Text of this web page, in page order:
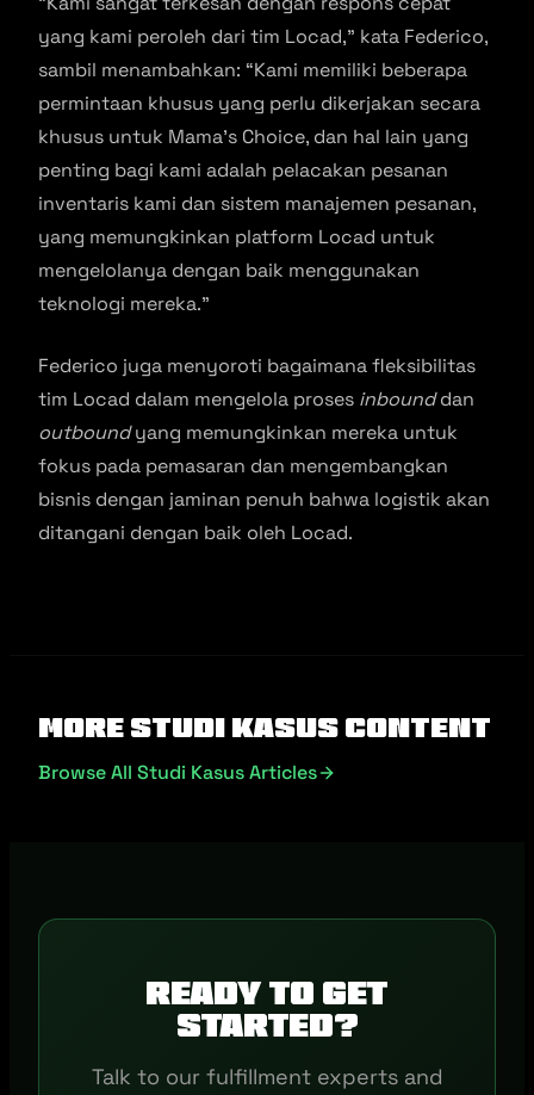
yang kami peroleh dari tim Locad,” kata Federico,
sambil menambahkan: “Kami memiliki beberapa
permintaan khusus yang perlu dikerjakan secara
khusus untuk Mama’s Choice, dan hal lain yang
penting bagi kami adalah pelacakan pesanan
inventaris kami dan sistem manajemen pesanan,
yang memungkinkan platform Locad untuk
mengelolanya dengan baik menggunakan
teknologi mereka.”
Federico juga menyoroti bagaimana fleksibilitas
tim Locad dalam mengelola proses inbounddan
outboundyang memungkinkan mereka untuk
fokus pada pemasaran dan mengembangkan
bisnis dengan jaminan penuh bahwa logistik akan
ditangani dengan baik oleh Locad.
More Studi Kasus Content
Browse All Studi Kasus Articles
Ready to get
started?
Talk to our fulfillment experts and